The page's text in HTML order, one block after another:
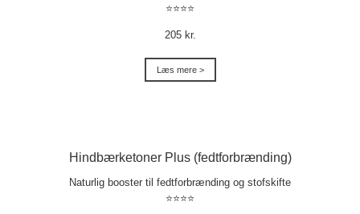
⭐⭐⭐⭐
205 kr.
Læs mere >
Hindbærketoner Plus (fedtforbrænding)
Naturlig booster til fedtforbrænding og stofskifte
⭐⭐⭐⭐